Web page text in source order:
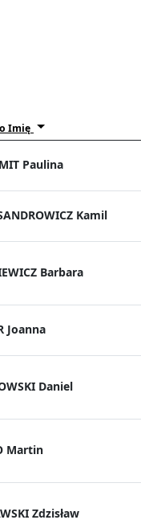
Imię
Paulina
Kamil
Barbara
Joanna
Daniel
Martin
Zdzisław